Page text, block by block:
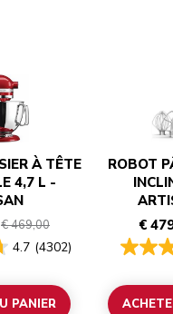
À TÊTE
4,7 L -
€ 469,00
4.7 (4302)
PANIER
ROBOT
€